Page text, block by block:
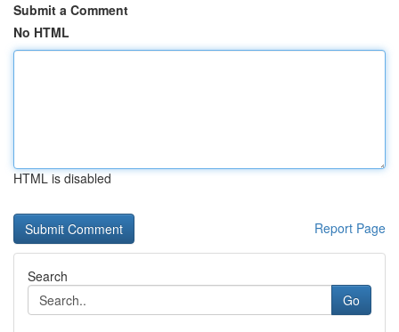
Submit a Comment
No HTML
HTML is disabled
Report Page
Search
Go